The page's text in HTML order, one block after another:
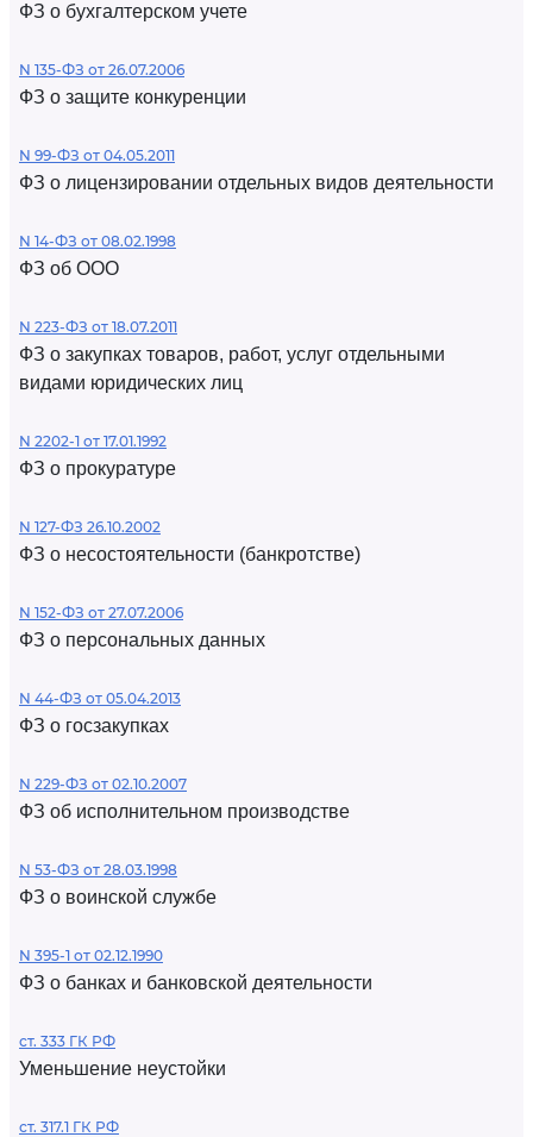
ФЗ о бухгалтерском учете
N 135-ФЗ от 26.07.2006
ФЗ о защите конкуренции
N 99-ФЗ от 04.05.2011
ФЗ о лицензировании отдельных видов деятельности
N 14-ФЗ от 08.02.1998
ФЗ об ООО
N 223-ФЗ от 18.07.2011
ФЗ о закупках товаров, работ, услуг отдельными
видами юридических лиц
N 2202-1 от 17.01.1992
ФЗ о прокуратуре
N 127-ФЗ 26.10.2002
ФЗ о несостоятельности (банкротстве)
N 152-ФЗ от 27.07.2006
ФЗ о персональных данных
N 44-ФЗ от 05.04.2013
ФЗ о госзакупках
N 229-ФЗ от 02.10.2007
ФЗ об исполнительном производстве
N 53-ФЗ от 28.03.1998
ФЗ о воинской службе
N 395-1 от 02.12.1990
ФЗ о банках и банковской деятельности
ст. 333 ГК РФ
Уменьшение неустойки
ст. 317.1 ГК РФ